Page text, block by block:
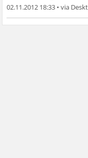
02.11.2012 18:33 •